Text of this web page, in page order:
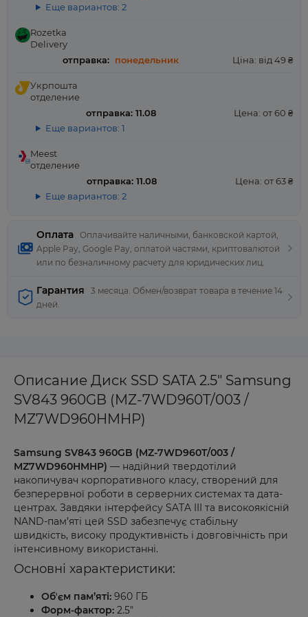
Оплата
Оплачивайте наличными, банковской картой,
Apple Pay, Google Pay, оплатой частями, криптовалютой
или по безналичному расчету для юридических лиц.
Еще вариантов: 2
Rozetka
Delivery
отправка: понедельник Ціна: від 49 ₴
Укрпошта
отделение
отправка: 11.08
Цена: от 60 ₴
Еще вариантов: 1
Meest
отделение
отправка: 11.08
Цена: от 63 ₴
Еще вариантов: 2
Гарантия
3 месяца. Обмен/возврат товара в течение 14
дней.
Описание Диск SSD SATA 2.5" Samsung
SV843 960GB (MZ-7WD960T/003 /
MZ7WD960HMHP)
Samsung SV843 960GB (MZ-7WD960T/003 /
MZ7WD960HMHP) — надійний твердотілий
накопичувач корпоративного класу, створений для
безперервної роботи в серверних системах та дата-
центрах. Завдяки інтерфейсу SATA III та високоякісній
NAND-пам’яті цей SSD забезпечує стабільну
швидкість, високу продуктивність і довговічність при
інтенсивному використанні.
Основні характеристики:
Обʼєм пам’яті: 960 ГБ
Форм-фактор: 2.5"